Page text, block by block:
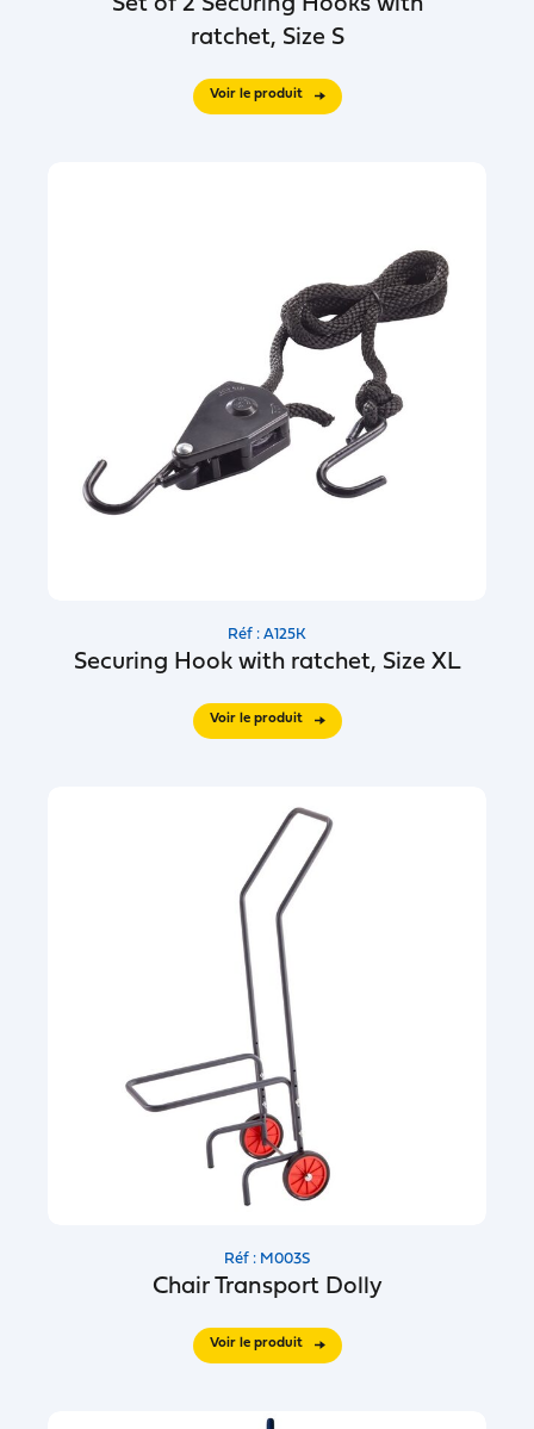
Set of 2 Securing Hooks with
ratchet, Size S
Voir le produit
Réf : A125K
Securing Hook with ratchet, Size XL
Voir le produit
Réf : M003S
Chair Transport Dolly
Voir le produit